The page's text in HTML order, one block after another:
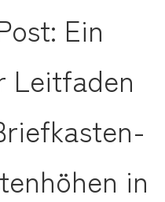
Ein
Leitfaden
in